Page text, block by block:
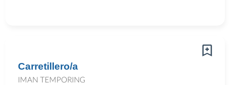
Carretillero/a
IMAN TEMPORING